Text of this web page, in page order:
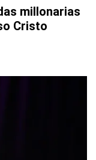
millonarias
Cristo